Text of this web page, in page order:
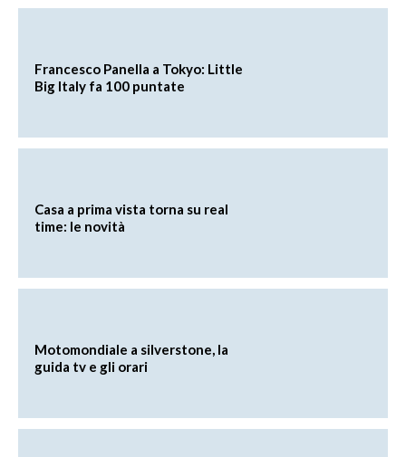
Francesco Panella a Tokyo: Little
Big Italy fa 100 puntate
Casa a prima vista torna su real
time: le novità
Motomondiale a silverstone, la
guida tv e gli orari